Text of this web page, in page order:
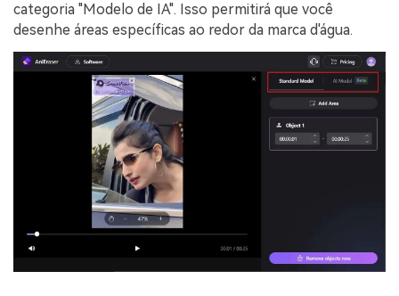
categoria "Modelo de IA". Isso permitirá que você
desenhe áreas específicas ao redor da marca d'água.